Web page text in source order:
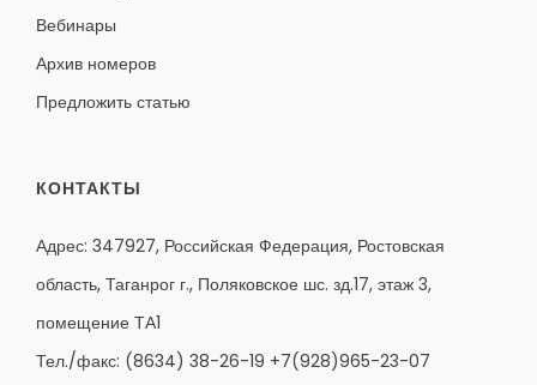
Вебинары
Архив номеров
Предложить статью
КОНТАКТЫ
Адрес: 347927, Российская Федерация, Ростовская
область, Таганрог г., Поляковское шс. зд.17, этаж 3,
помещение ТА1
Тел./факс: (8634) 38-26-19 +7(928)965-23-07